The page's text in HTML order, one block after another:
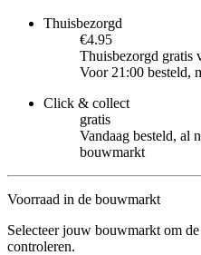
Thuisbezorgd
€4.95
Thuisbezorgd gratis
Voor 21:00 besteld,
Click & collect
gratis
Vandaag besteld, al
bouwmarkt
Voorraad in de bouwmarkt
Selecteer jouw bouwmarkt om
controleren.